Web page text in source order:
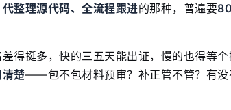
整理源代码、全流程跟进的那种，普遍要
得挺多，快的三五天能出证，慢的也得等
楚——包不包材料预审？补正管不管？有没